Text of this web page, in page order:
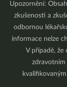
Upozornění:
zkušenosti a
odbornou
informace nelze
V případě, že
zdravotním